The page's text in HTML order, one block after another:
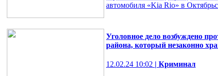
автомобиля «Kia Rio» в
Уголовное дело возбуждено
района, который незаконно
12.02.24 10:02 | Криминал